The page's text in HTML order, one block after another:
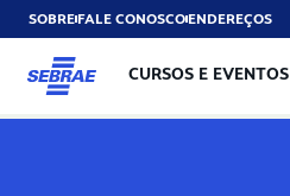
SOBREFALE CONOSCOENDEREÇOS
CURSOS E EVENTOS